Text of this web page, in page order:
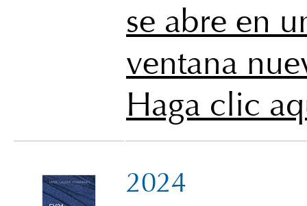
se abre en
ventana
Haga clic
2024